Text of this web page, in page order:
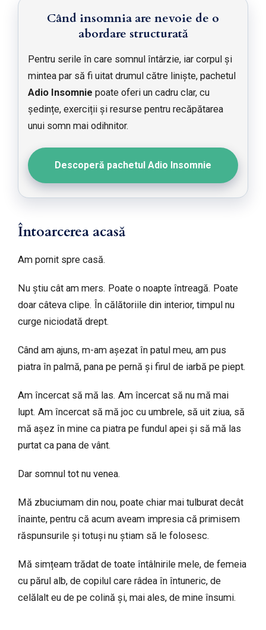
Când insomnia are nevoie de o
abordare structurată
Pentru serile în care somnul întârzie, iar corpul și
mintea par să fi uitat drumul către liniște, pachetul
Adio Insomnie poate oferi un cadru clar, cu
ședințe, exerciții și resurse pentru recăpătarea
unui somn mai odihnitor.
Descoperă pachetul Adio Insomnie
Întoarcerea acasă
Am pornit spre casă.
Nu știu cât am mers. Poate o noapte întreagă. Poate
doar câteva clipe. În călătoriile din interior, timpul nu
curge niciodată drept.
Când am ajuns, m-am așezat în patul meu, am pus
piatra în palmă, pana pe pernă și firul de iarbă pe piept.
Am încercat să mă las. Am încercat să nu mă mai
lupt. Am încercat să mă joc cu umbrele, să uit ziua, să
mă așez în mine ca piatra pe fundul apei și să mă las
purtat ca pana de vânt.
Dar somnul tot nu venea.
Mă zbuciumam din nou, poate chiar mai tulburat decât
înainte, pentru că acum aveam impresia că primisem
răspunsurile și totuși nu știam să le folosesc.
Mă simțeam trădat de toate întâlnirile mele, de femeia
cu părul alb, de copilul care râdea în întuneric, de
celălalt eu de pe colină și, mai ales, de mine însumi.